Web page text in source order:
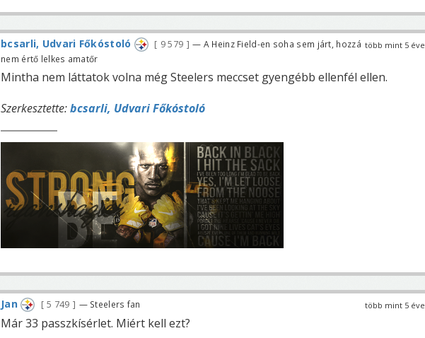
több mint 5 éve
bcsarli, Udvari Főkóstoló 9 579
— A Heinz Field-en soha sem járt, hozzá
nem értő lelkes amatőr
Mintha nem láttatok volna még Steelers meccset gyengébb ellenfél ellen.
Szerkesztette:bcsarli, Udvari Főkóstoló
több mint 5 éve
Jan 5 749 — Steelers fan
Már 33 passzkísérlet. Miért kell ezt?